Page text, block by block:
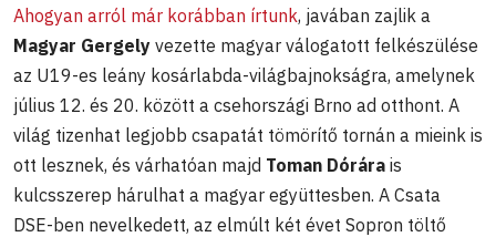
Ahogyan arról már korábban írtunk, javában zajlik a
Magyar Gergely vezette magyar válogatott felkészülése
az U19-es leány kosárlabda-világbajnokságra, amelynek
július 12. és 20. között a csehországi Brno ad otthont. A
világ tizenhat legjobb csapatát tömörítő tornán a mieink is
ott lesznek, és várhatóan majd Toman Dórára is
kulcsszerep hárulhat a magyar együttesben. A Csata
DSE-ben nevelkedett, az elmúlt két évet Sopron töltő